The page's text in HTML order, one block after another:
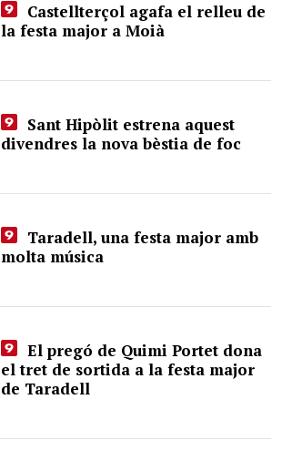
Castellterçol agafa el relleu de
la festa major a Moià
Sant Hipòlit estrena aquest
divendres la nova bèstia de foc
Taradell, una festa major amb
molta música
El pregó de Quimi Portet dona
el tret de sortida a la festa major
de Taradell